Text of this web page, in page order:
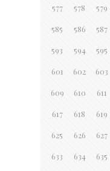
577 578 579
585 586 587
593 594 595
601 602 603
609 610 611
617 618 619
625 626 627
633 634 635